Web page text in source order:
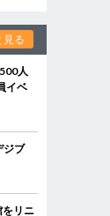
見る
人
イベ
ジブ
リニ